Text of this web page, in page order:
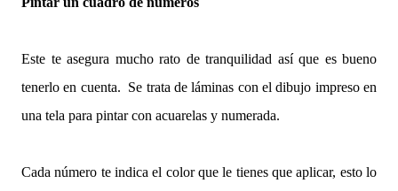
Este te asegura mucho rato de tranquilidad así que es bueno
tenerlo en cuenta. Se trata de láminas con el dibujo impreso en
una tela para pintar con acuarelas y numerada.
Cada número te indica el color que le tienes que aplicar, esto lo